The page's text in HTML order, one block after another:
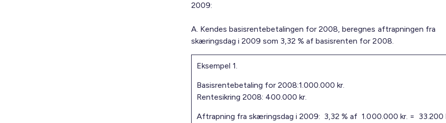
2009:
A. Kendes basisrentebetalingen for 2008, beregnes aftrapningen fra
skæringsdag i 2009 som 3,32 % af basisrenten for 2008.
Eksempel 1.
Basisrentebetaling for 2008:1.000.000 kr.
Rentesikring 2008: 400.000 kr.
Aftrapning fra skæringsdag i 2009: 3,32 % af 1.000.000 kr. = 33.200